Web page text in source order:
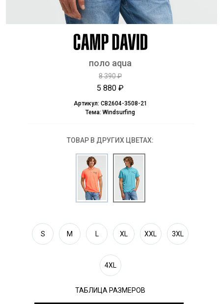
поло aqua
8 390 ₽
5 880 ₽
Артикул: CB2604-3508-21
Тема: Windsurfing
ТОВАР В ДРУГИХ ЦВЕТАХ:
S M L XL XXL 3XL
4XL
ТАБЛИЦА РАЗМЕРОВ